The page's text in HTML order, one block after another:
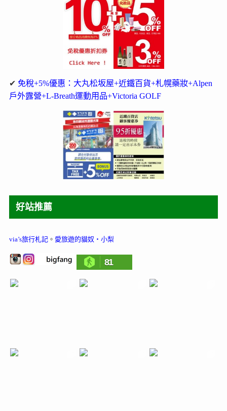
✔ 免稅+5%優惠：大丸松坂屋+近鐵百貨+札幌藥妝+Alpen
戶外露營+L-Breath運動用品+Victoria GOLF
好站推薦
via’s旅行札記。 愛旅遊的貓奴‧小梨
81